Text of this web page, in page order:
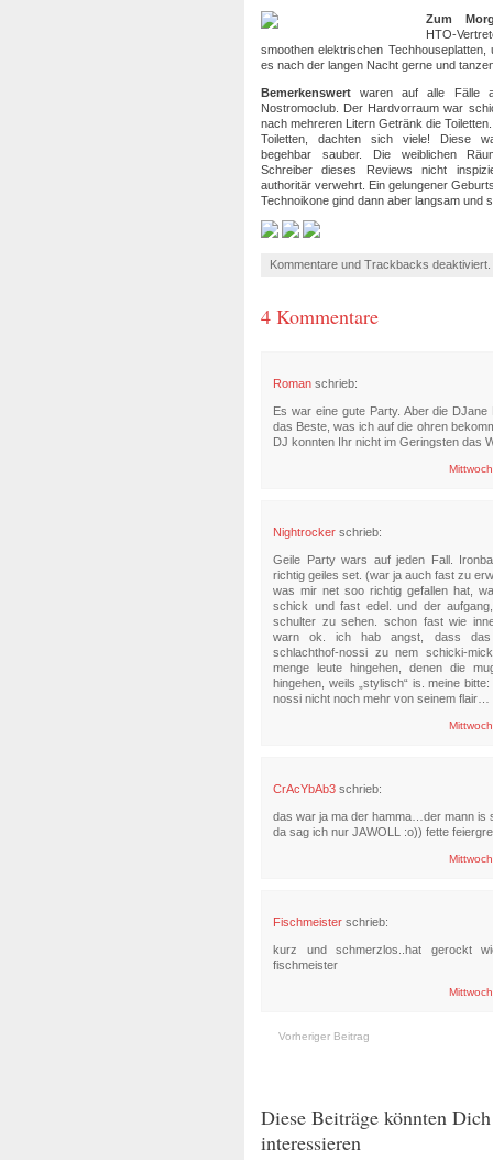
Zum
HTO-
smoothen elektrischen
es nach der langen Nacht gerne und
Bemerkenswert waren auf alle Fälle
Nostromoclub. Der Hardvorraum war
nach mehreren Litern Getränk die
Toiletten, dachten sich viele! Diese
begehbar sauber. Die weiblichen
Schreiber dieses Reviews nicht
authoritär verwehrt. Ein gelungener
Technoikone gind dann aber langsam und
Kommentare und Trackbacks deaktiviert.
4 Kommentare
Roman schrieb:
Es war eine gute Party. Aber die
das Beste, was ich auf die ohren
DJ konnten Ihr nicht im Geringsten das
Nightrocker schrieb:
Geile Party wars auf jeden Fall.
richtig geiles set. (war ja auch fast zu
was mir net soo richtig gefallen hat,
schick und fast edel. und der
schulter zu sehen. schon fast wie
warn ok. ich hab angst, dass das
schlachthof-nossi zu nem schicki-
menge leute hingehen, denen die
hingehen, weils „stylisch“ is. meine
nossi nicht noch mehr von seinem flair…
CrAcYbAb3 schrieb:
das war ja ma der hamma…der mann is
da sag ich nur JAWOLL :o)) fette
Fischmeister schrieb:
kurz und schmerzlos..hat gerockt
fischmeister
Vorheriger Beitrag
Diese Beiträge könnten
interessieren